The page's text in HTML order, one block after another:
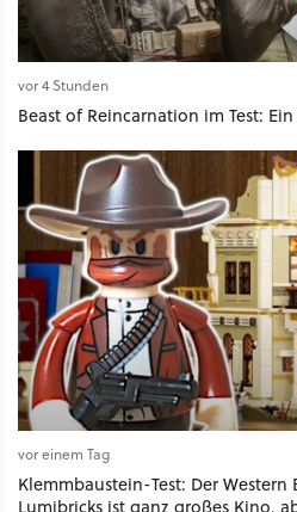
vor 4 Stunden
Beast of Reincarnation im Test:
vor einem Tag
Klemmbaustein-Test: Der Western